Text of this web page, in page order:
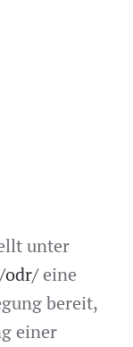
unter
odr/eine
bereit,
einer